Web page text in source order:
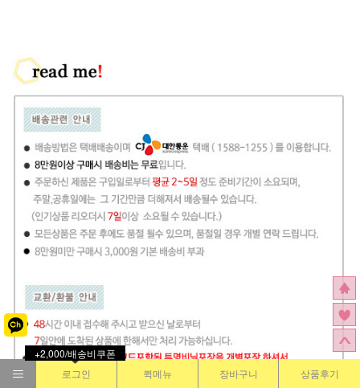
로그인 퀵메뉴 장바구니 상품후기
+2,000/배송비쿠폰